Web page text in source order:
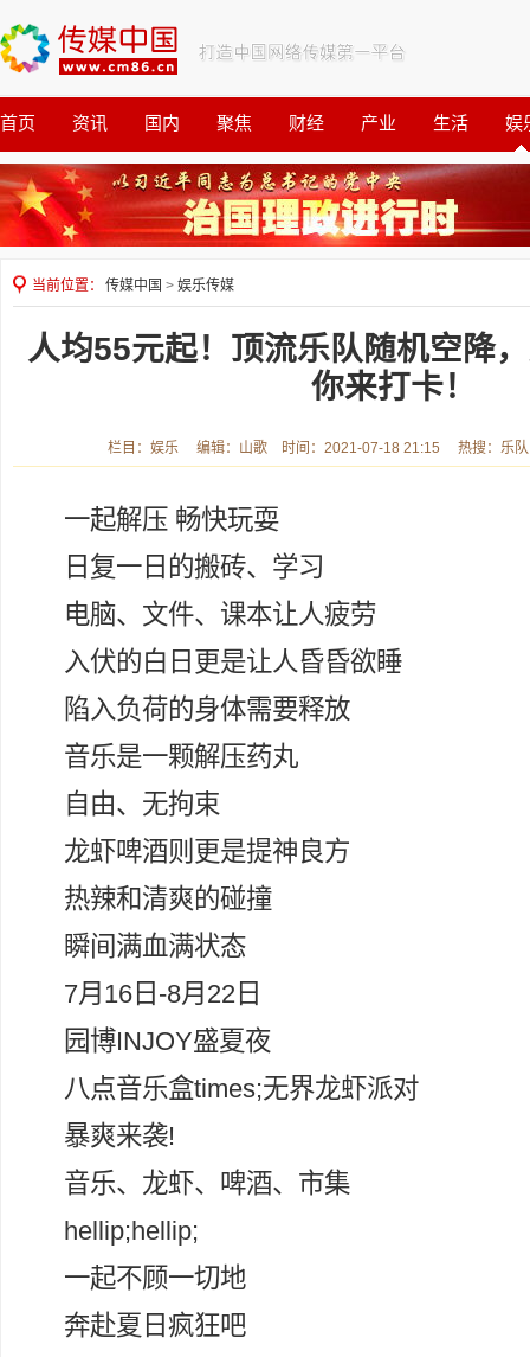
首页 资讯 国内 聚焦 财经 产业 生活 娱
观察 公益
当前位置： 传媒中国 > 娱乐传媒
人均55元起！顶流乐队随机空降
你来打卡！
栏目：娱乐 编辑：山歌 时间：2021-07-18 21:15 热搜：乐
一起解压 畅快玩耍
日复一日的搬砖、学习
电脑、文件、课本让人疲劳
入伏的白日更是让人昏昏欲睡
陷入负荷的身体需要释放
音乐是一颗解压药丸
自由、无拘束
龙虾啤酒则更是提神良方
热辣和清爽的碰撞
瞬间满血满状态
7月16日-8月22日
园博INJOY盛夏夜
八点音乐盒times;无界龙虾派对
暴爽来袭!
音乐、龙虾、啤酒、市集
hellip;hellip;
一起不顾一切地
奔赴夏日疯狂吧